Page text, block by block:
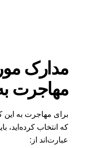
مدارک
مهاجرت به
برای مهاجرت به این
که انتخاب کرده‌اید،
عبارت‌اند از:‌